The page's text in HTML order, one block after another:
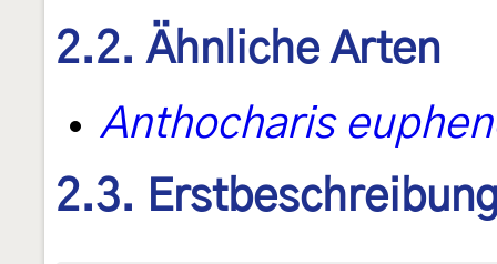
2.2. Ähnliche Arten
Anthocharis
2.3.